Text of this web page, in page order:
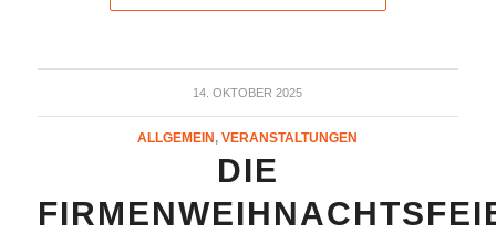
14. OKTOBER 2025
ALLGEMEIN ,VERANSTALTUNGEN
DIE